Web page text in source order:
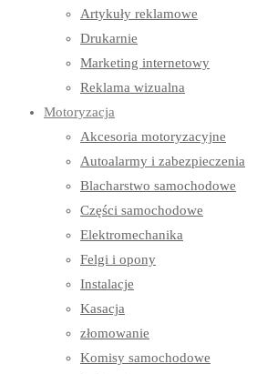
Artykuły reklamowe
Drukarnie
Marketing internetowy
Reklama wizualna
Motoryzacja
Akcesoria motoryzacyjne
Autoalarmy i zabezpieczenia
Blacharstwo samochodowe
Części samochodowe
Elektromechanika
Felgi i opony
Instalacje
Kasacja
złomowanie
Komisy samochodowe